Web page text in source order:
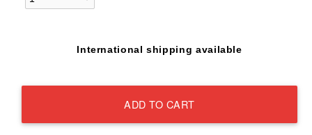
International shipping available
ADD TO CART